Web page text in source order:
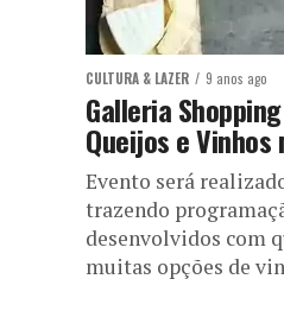
CULTURA & LAZER 9 anos ago
Galleria
Queijos e
Evento será
trazendo
desenvolvidos com
muitas opções de